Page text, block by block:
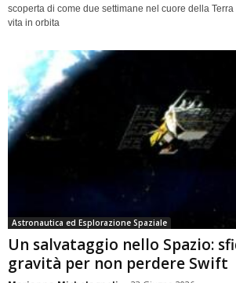
scoperta di come due settimane nel cuore della
vita in orbita
Astronautica ed Esplorazione Spaziale
Un salvataggio nello Spazio:
gravità per non perdere Swift